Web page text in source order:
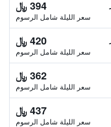
394 ﷼
سعر الليلة شامل الرسوم
420 ﷼
سعر الليلة شامل الرسوم
362 ﷼
سعر الليلة شامل الرسوم
437 ﷼
سعر الليلة شامل الرسوم